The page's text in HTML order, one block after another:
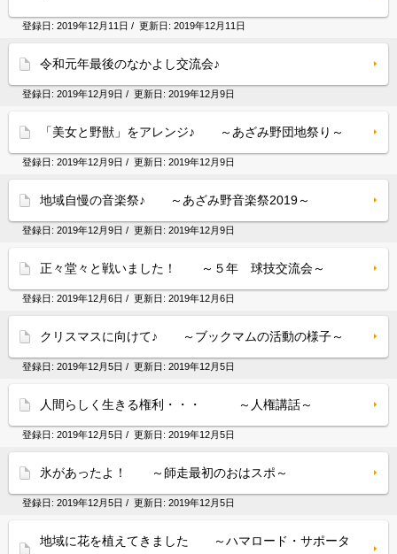
登録日: 2019年12月11日 / 更新日: 2019年12月11日
令和元年最後のなかよし交流会♪
登録日: 2019年12月9日 / 更新日: 2019年12月9日
「美女と野獣」をアレンジ♪ ～あざみ野団地祭り～
登録日: 2019年12月9日 / 更新日: 2019年12月9日
地域自慢の音楽祭♪ ～あざみ野音楽祭2019～
登録日: 2019年12月9日 / 更新日: 2019年12月9日
正々堂々と戦いました！ ～５年 球技交流会～
登録日: 2019年12月6日 / 更新日: 2019年12月6日
クリスマスに向けて♪ ～ブックマムの活動の様子～
登録日: 2019年12月5日 / 更新日: 2019年12月5日
人間らしく生きる権利・・・ ～人権講話～
登録日: 2019年12月5日 / 更新日: 2019年12月5日
氷があったよ！ ～師走最初のおはスポ～
登録日: 2019年12月5日 / 更新日: 2019年12月5日
地域に花を植えてきました ～ハマロード・サポータ